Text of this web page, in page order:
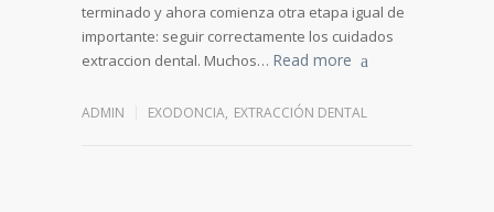
terminado y ahora comienza otra etapa igual de
importante: seguir correctamente los cuidados
extraccion dental. Muchos… Read more
ADMIN EXODONCIA, EXTRACCIÓN DENTAL